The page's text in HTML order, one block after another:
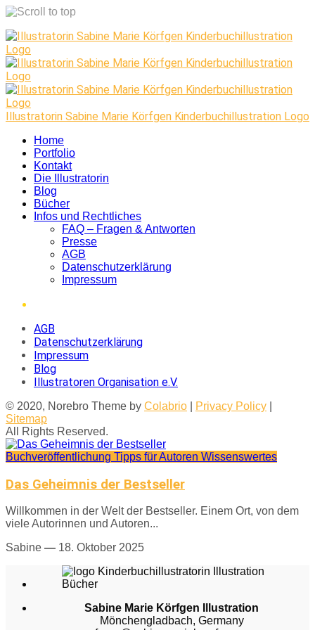
Skip
to
content
Illustratorin Sabine Marie Körfgen Kinderbuchillustration Logo
Home
Portfolio
Kontakt
Die Illustratorin
Blog
Bücher
Infos und Rechtliches
FAQ – Fragen & Antworten
Presse
AGB
Datenschutzerklärung
Impressum
AGB
Datenschutzerklärung
Impressum
Blog
Illustratoren Organisation e.V.
© 2020, Norebro Theme by Colabrio Privacy Policy
Sitemap
All Rights Reserved.
Buchveröffentlichung Tipps für Autoren Wissenswertes
Das Geheimnis der Bestseller
Willkommen in der Welt der Bestseller. Einem Ort, von dem
viele Autorinnen und Autoren...
Sabine — 18. Oktober 2025
Sabine Marie Körfgen Illustration
Mönchengladbach, Germany